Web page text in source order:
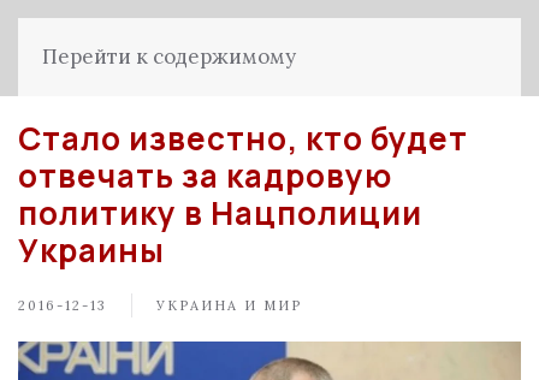
Перейти к содержимому
Стало известно, кто будет
отвечать за кадровую
политику в Нацполиции
Украины
2016-12-13 УКРАИНА И МИР